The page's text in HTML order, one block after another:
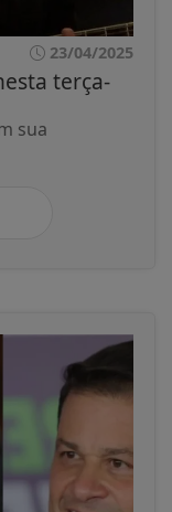
23/04/2025
terça-
sua